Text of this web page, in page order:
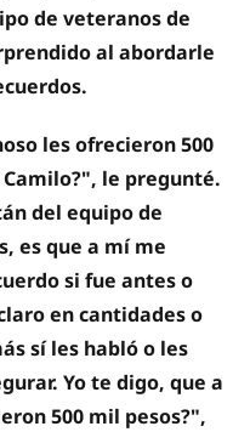
de veteranos de
al abordarle
les ofrecieron 500
le pregunté.
del equipo de
es que a mí me
si fue antes o
en cantidades o
sí les habló o les
Yo te digo, que a
500 mil pesos?",